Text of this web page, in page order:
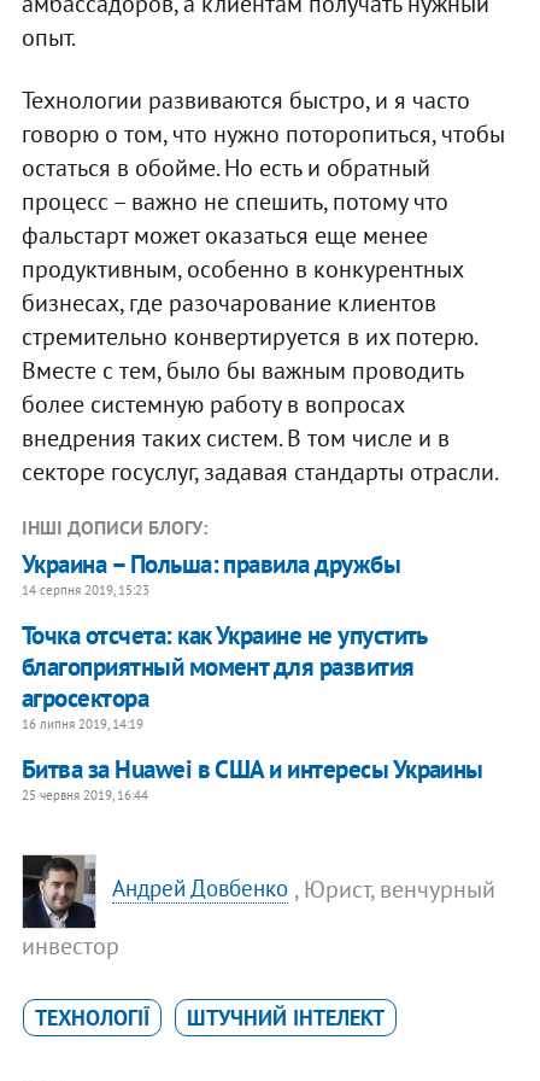
опыт.
Технологии развиваются быстро, и я часто
говорю о том, что нужно поторопиться, чтобы
остаться в обойме. Но есть и обратный
процесс – важно не спешить, потому что
фальстарт может оказаться еще менее
продуктивным, особенно в конкурентных
бизнесах, где разочарование клиентов
стремительно конвертируется в их потерю.
Вместе с тем, было бы важным проводить
более системную работу в вопросах
внедрения таких систем. В том числе и в
секторе госуслуг, задавая стандарты отрасли.
ІНШІ ДОПИСИ БЛОГУ:
Украина – Польша: правила дружбы
14 серпня 2019, 15:23
Точка отсчета: как Украине не упустить
благоприятный момент для развития
агросектора
16 липня 2019, 14:19
Битва за Huawei в США и интересы Украины
25 червня 2019, 16:44
Андрей Довбенко , Юрист, венчурный
инвестор
ТЕХНОЛОГІЇ ШТУЧНИЙ ІНТЕЛЕКТ